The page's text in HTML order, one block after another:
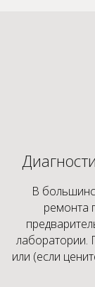
В
ремонта
лаборатории.
или (если